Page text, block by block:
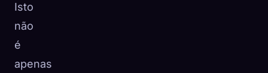
Isto
não
é
apenas